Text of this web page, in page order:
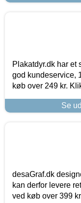
Plakatdyr.dk har et
god kundeservice,
køb over 249 kr.
Se
desaGraf.dk
kan derfor levere
ved køb over 399